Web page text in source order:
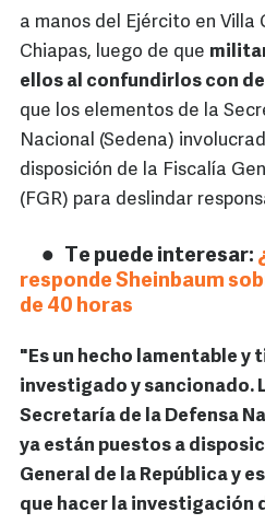
a manos del Ejército en
Chiapas, luego de que
ellos al confundirlos con
que los elementos de la
Nacional (Sedena)
disposición de la Fiscalía
(FGR) para deslindar
Te puede interesar:
responde Sheinbaum
de 40 horas
"Es un hecho lamentable y
investigado y sancionado.
Secretaría de la Defensa
ya están puestos a
General de la República y
que hacer la investigación